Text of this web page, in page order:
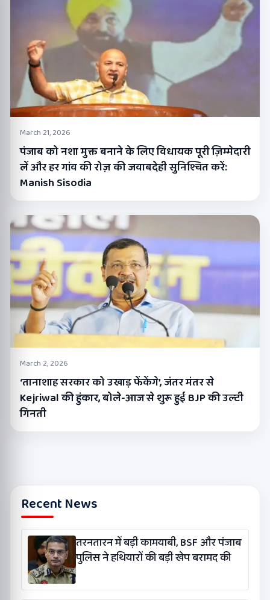
March 21, 2026
पंजाब को नशा मुक्त बनाने के लिए विधायक पूरी ज़िम्मेदारी
लें और हर गांव की रोज़ की जवाबदेही सुनिश्चित करें:
Manish Sisodia
March 2, 2026
‘तानाशाह सरकार को उखाड़ फेंकेंगे’, जंतर मंतर से
Kejriwal की हुंकार, बोले-आज से शुरू हुई BJP की उल्टी
गिनती
Recent News
तरनतारन में बड़ी कामयाबी, BSF और पंजाब
पुलिस ने हथियारों की बड़ी खेप बरामद की